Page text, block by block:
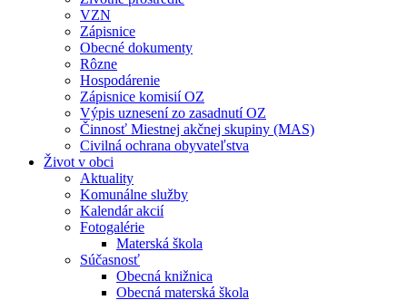
VZN
Zápisnice
Obecné dokumenty
Rôzne
Hospodárenie
Zápisnice komisií OZ
Výpis uznesení zo zasadnutí OZ
Činnosť Miestnej akčnej skupiny (MAS)
Civilná ochrana obyvateľstva
Život v obci
Aktuality
Komunálne služby
Kalendár akcií
Fotogalérie
Materská škola
Súčasnosť
Obecná knižnica
Obecná materská škola